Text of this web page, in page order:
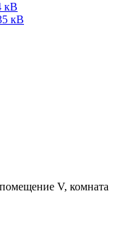
кВ
кВ
V, комната